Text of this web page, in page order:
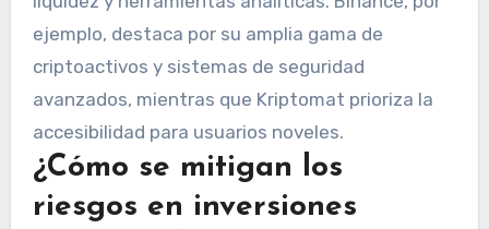
ejemplo, destaca por su amplia gama de
criptoactivos y sistemas de seguridad
avanzados, mientras que Kriptomat prioriza la
accesibilidad para usuarios noveles.
¿Cómo se mitigan los
riesgos en inversiones